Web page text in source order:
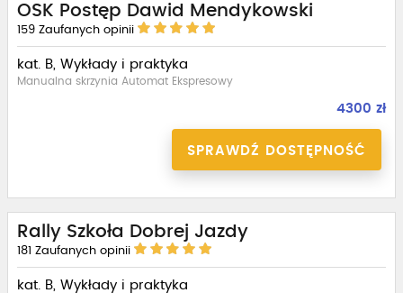
OSK Postęp Dawid Mendykowski
159 Zaufanych opinii
kat. B, Wykłady i praktyka
Manualna skrzynia Automat Ekspresowy
4300 zł
SPRAWDŹ DOSTĘPNOŚĆ
Rally Szkoła Dobrej Jazdy
181 Zaufanych opinii
kat. B, Wykłady i praktyka